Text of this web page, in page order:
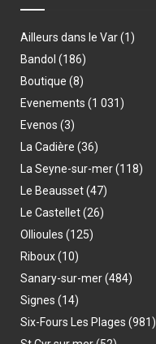
Ailleurs dans le Var(1)
Bandol (186)
Boutique (8)
Evenements (1 031)
Evenos (3)
La Cadière (36)
La Seyne-sur-mer(118)
Le Beausset(47)
Le Castellet(26)
Ollioules (125)
Riboux(10)
Sanary-sur-mer(484)
Signes (14)
Six-Fours Les Plages (981)